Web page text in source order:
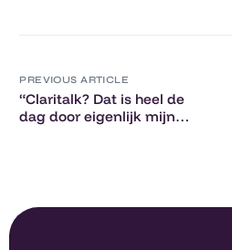
PREVIOUS ARTICLE
“Claritalk? Dat is heel de
dag door eigenlijk mijn